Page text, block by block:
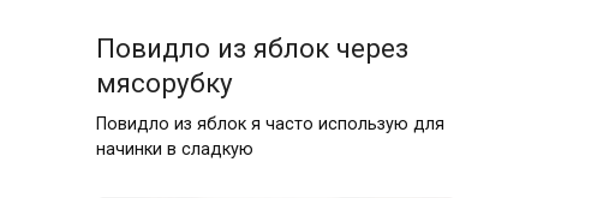
Повидло из яблок через
мясорубку
Повидло из яблок я часто использую для
начинки в сладкую